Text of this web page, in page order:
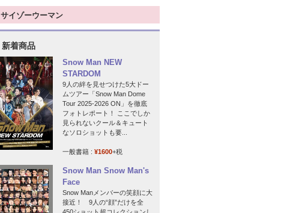
サイゾーウーマン
新着商品
Snow Man NEW
STARDOM
9人の絆を見せつけた5大ドー
ムツアー「Snow Man Dome
Tour 2025-2026 ON」を徹底
フォトレポート！ ここでしか
見られないクール＆キュート
なソロショットも要...
一般書籍 : ¥1600+税
Snow Man Snow Man's
Face
Snow Manメンバーの笑顔に大
接近！ 9人の“顔”だけを全